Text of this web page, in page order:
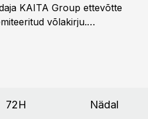
KAITA Group ettevõtte
võlakirju.
72H Nädal